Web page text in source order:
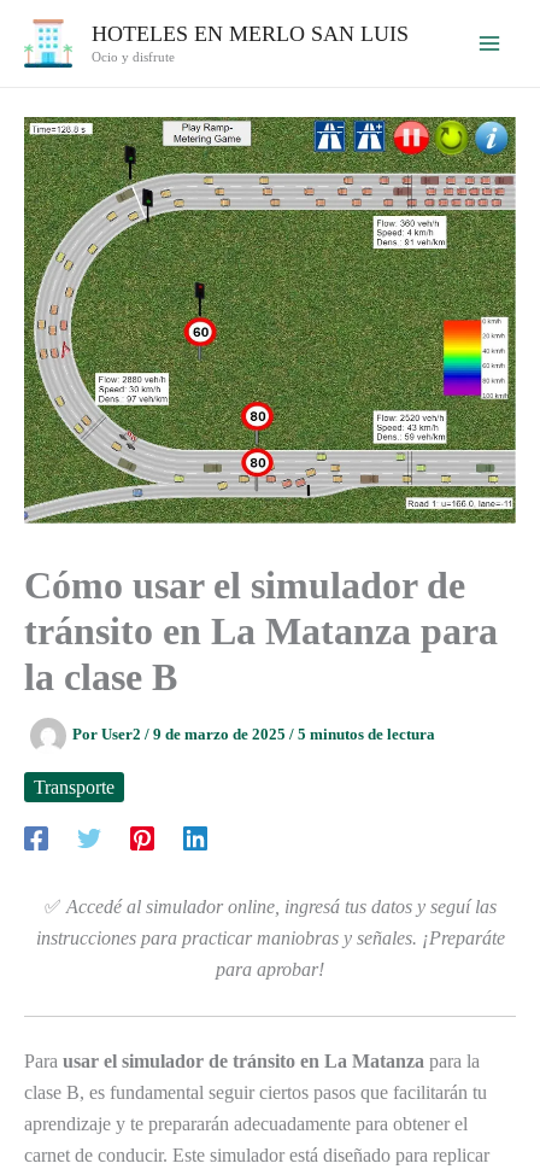
HOTELES EN MERLO SAN LUIS
Ocio y disfrute
Cómo usar el simulador de
tránsito en La Matanza para
la clase B
Por User2 / 9 de marzo de 2025 / 5 minutos de lectura
Transporte
✅ Accedé al simulador online, ingresá tus datos y seguí las
instrucciones para practicar maniobras y señales. ¡Preparáte
para aprobar!
Para usar el simulador de tránsito en La Matanza para la
clase B, es fundamental seguir ciertos pasos que facilitarán tu
aprendizaje y te prepararán adecuadamente para obtener el
carnet de conducir. Este simulador está diseñado para replicar